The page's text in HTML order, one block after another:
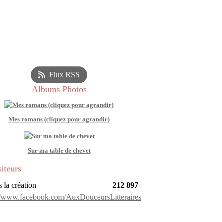
Flux RSS
Albums Photos
Mes romans (cliquez pour agrandir)
Sur ma table de chevet
la création
212 897
AuxDouceursLitteraires